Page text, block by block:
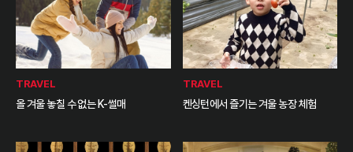
TRAVEL
올 겨울 놓칠 수 없는 K-썰매
TRAVEL
켄싱턴에서 즐기는 겨울 농장 체험